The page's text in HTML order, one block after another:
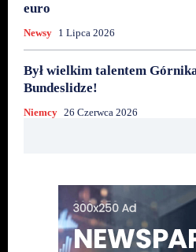
euro
Newsy 1 Lipca 2026
Był wielkim talentem
Bundeslidze!
Niemcy 26 Czerwca 2026